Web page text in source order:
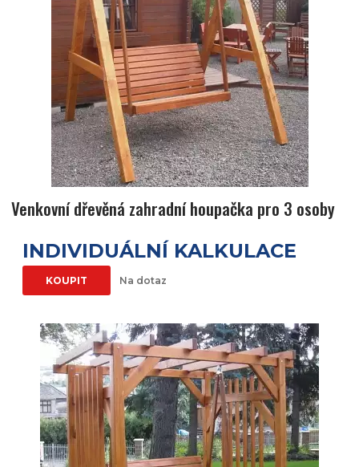
Venkovní dřevěná zahradní houpačka pro 3 osoby
INDIVIDUÁLNÍ KALKULACE
KOUPIT Na dotaz